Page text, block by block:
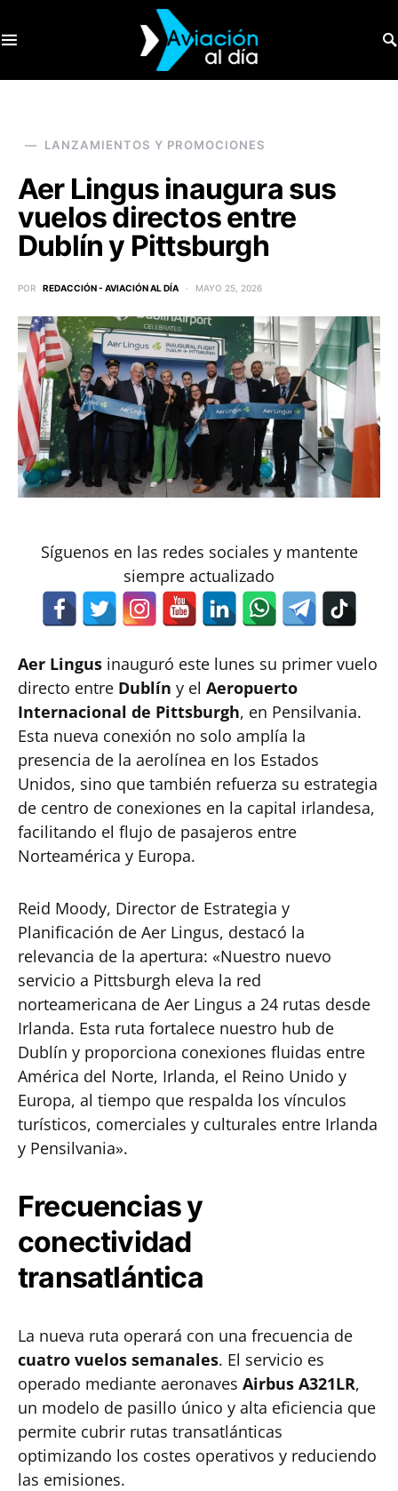
LANZAMIENTOS Y PROMOCIONES
Aer Lingus inaugura sus
vuelos directos entre
Dublín y Pittsburgh
POR REDACCIÓN - AVIACIÓN AL DÍA MAYO 25, 2026
Síguenos en las redes sociales y mantente
siempre actualizado
Aer Lingus inauguró este lunes su primer vuelo
directo entre Dublín y el Aeropuerto
Internacional de Pittsburgh, en Pensilvania.
Esta nueva conexión no solo amplía la
presencia de la aerolínea en los Estados
Unidos, sino que también refuerza su estrategia
de centro de conexiones en la capital irlandesa,
facilitando el flujo de pasajeros entre
Norteamérica y Europa.
Reid Moody, Director de Estrategia y
Planificación de Aer Lingus, destacó la
relevancia de la apertura: «Nuestro nuevo
servicio a Pittsburgh eleva la red
norteamericana de Aer Lingus a 24 rutas desde
Irlanda. Esta ruta fortalece nuestro hub de
Dublín y proporciona conexiones fluidas entre
América del Norte, Irlanda, el Reino Unido y
Europa, al tiempo que respalda los vínculos
turísticos, comerciales y culturales entre Irlanda
y Pensilvania».
Frecuencias y
conectividad
transatlántica
La nueva ruta operará con una frecuencia de
cuatro vuelos semanales. El servicio es
operado mediante aeronaves Airbus A321LR,
un modelo de pasillo único y alta eficiencia que
permite cubrir rutas transatlánticas
optimizando los costes operativos y reduciendo
las emisiones.